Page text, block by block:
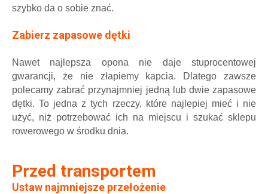
szybko da o sobie znać.
Zabierz zapasowe dętki
Nawet najlepsza opona nie daje stuprocentowej
gwarancji, że nie złapiemy kapcia.
Dlatego zawsze
polecamy zabrać przynajmniej jedną lub dwie zapasowe
dętki.To jedna z tych rzeczy, które najlepiej mieć i nie
użyć, niż potrzebować ich na miejscu i szukać sklepu
rowerowego w środku dnia.
Przed transportem
Ustaw najmniejsze przełożenie